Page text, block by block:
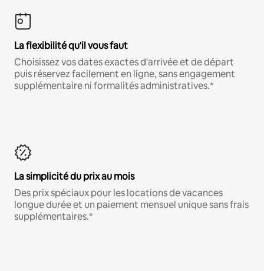
La flexibilité qu'il vous faut
Choisissez vos dates exactes d'arrivée et de départ
puis réservez facilement en ligne, sans engagement
supplémentaire ni formalités administratives.*
La simplicité du prix au mois
Des prix spéciaux pour les locations de vacances
longue durée et un paiement mensuel unique sans frais
supplémentaires.*